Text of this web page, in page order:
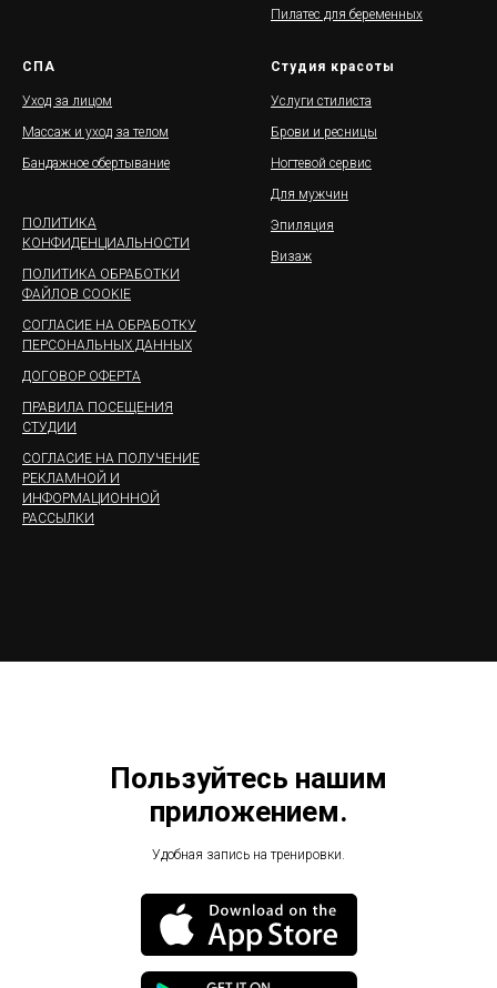
Пилатес для беременных
СПА
Уход за лицом
Массаж и уход за телом
Бандажное обертывание
ПОЛИТИКА
КОНФИДЕНЦИАЛЬНОСТИ
ПОЛИТИКА ОБРАБОТКИ
ФАЙЛОВ COOKIE
СОГЛАСИЕ НА ОБРАБОТКУ
ПЕРСОНАЛЬНЫХ ДАННЫХ
ДОГОВОР ОФЕРТА
ПРАВИЛА ПОСЕЩЕНИЯ
СТУДИИ
СОГЛАСИЕ НА ПОЛУЧЕНИЕ
РЕКЛАМНОЙ И
ИНФОРМАЦИОННОЙ
РАССЫЛКИ
Студия красоты
Услуги стилиста
Брови и ресницы
Ногтевой сервис
Для мужчин
Эпиляция
Визаж
Пользуйтесь нашим
приложением.
Удобная запись на тренировки.